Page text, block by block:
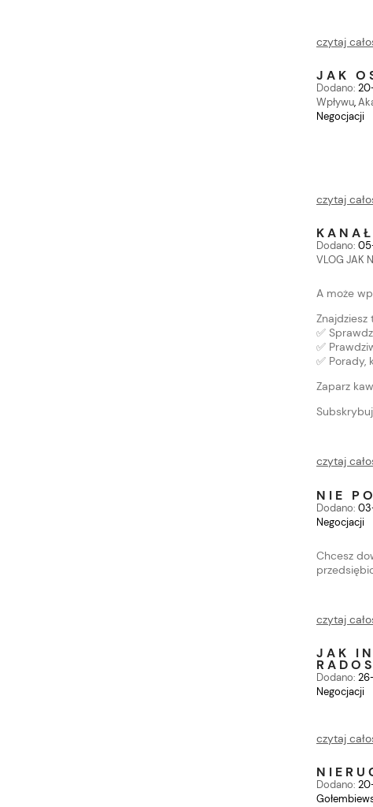
czytaj
JAK
Dodano:
Wpływu,
Negocjacji
czytaj
Dodano:
VLOG JAK
A może
Znajdziesz
✅
✅
✅ Porady,
Zaparz
czytaj
NIE
Dodano:
Negocjacji
Chcesz
czytaj
JAK
Dodano:
Negocjacji
czytaj
Dodano: